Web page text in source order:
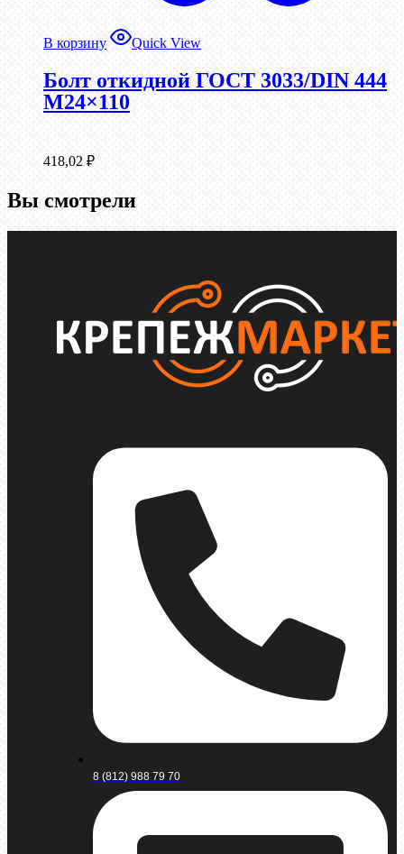
В корзину Quick View
Болт откидной ГОСТ 3033/DIN 444
М24×110
418,02 ₽
Вы смотрели
8 (812) 988 79 70